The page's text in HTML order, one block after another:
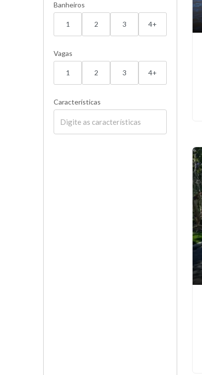
Banheiros
1 2 3 4+
Vagas
1 2 3 4+
Características